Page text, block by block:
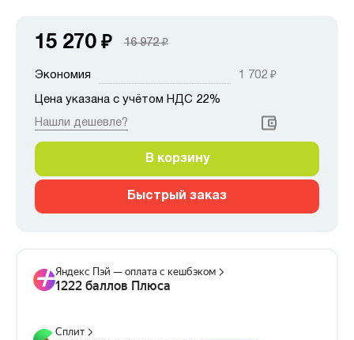
15 270 ₽ 16 972₽
Экономия 1 702 ₽
Цена указана с учётом НДС 22%
Нашли дешевле?
В корзину
Быстрый заказ